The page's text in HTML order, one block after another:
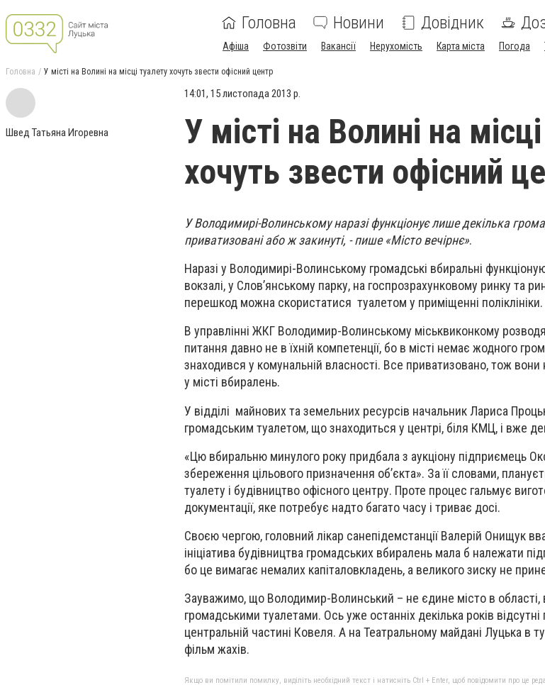
Головна Новини Довідник
Афіша Фотозвіти Вакансії Нерухомість Карта міста Погода
Головна У місті на Волині на місці туалету хочуть звести офісний центр
Швед Татьяна Игоревна
14:01, 15 листопада 2013 р.
У місті на Волині на
хочуть звести офісний
У Володимирі-Волинському наразі функціонує лише декілька
приватизовані або ж закинуті, - пише «Місто вечірнє».
Наразі у Володимирі-Волинському громадські вбиральні
вокзалі, у Слов’янському парку, на госпрозрахунковому ринку та
перешкод можна скористатися туалетом у приміщенні поліклініки.
В управлінні ЖКГ Володимир-Волинському міськвиконкому
питання давно не в їхній компетенції, бо в місті немає жодного
знаходився у комунальній власності. Все приватизовано, тож вони
у місті вбиралень.
У відділі майнових та земельних ресурсів начальник Лариса
громадським туалетом, що знаходиться у центрі, біля КМЦ, і вже
«Цю вбиральню минулого року придбала з аукціону підприємець
збереження цільового призначення об’єкта». За її словами,
туалету і будівництво офісного центру. Проте процес гальмує
документації, яке потребує надто багато часу і триває досі.
Своєю чергою, головний лікар санепідемстанції Валерій Онищук
ініціатива будівництва громадських вбиралень мала б належати
бо це вимагає немалих капіталовкладень, а великого зиску не
Зауважимо, що Володимир-Волинський – не єдине місто в області,
громадськими туалетами. Ось уже останніх декілька років відсутні
центральній частині Ковеля. А на Театральному майдані Луцька в
фільм жахів.
Якщо ви помітили помилку, виділіть необхідний текст і натисніть Ctrl + Enter, щоб повідомити про це